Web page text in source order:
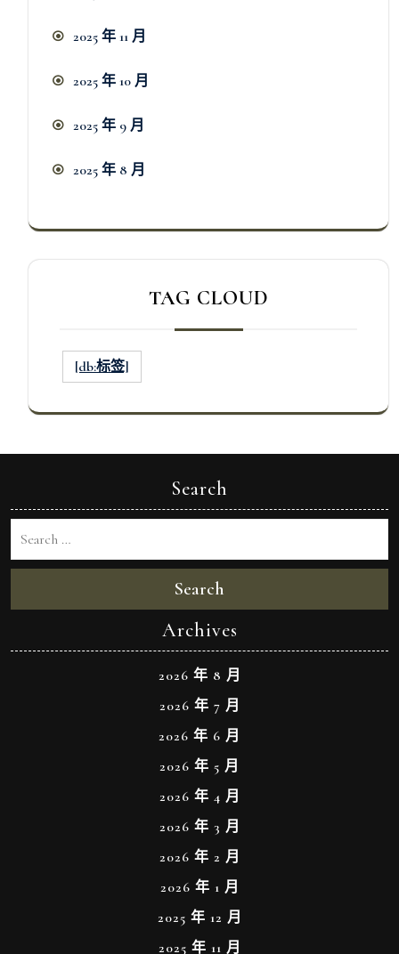
2025 年 11 月
2025 年 10 月
2025 年 9 月
2025 年 8 月
TAG CLOUD
[db:标签]
Search
Search
Archives
2026 年 8 月
2026 年 7 月
2026 年 6 月
2026 年 5 月
2026 年 4 月
2026 年 3 月
2026 年 2 月
2026 年 1 月
2025 年 12 月
2025 年 11 月